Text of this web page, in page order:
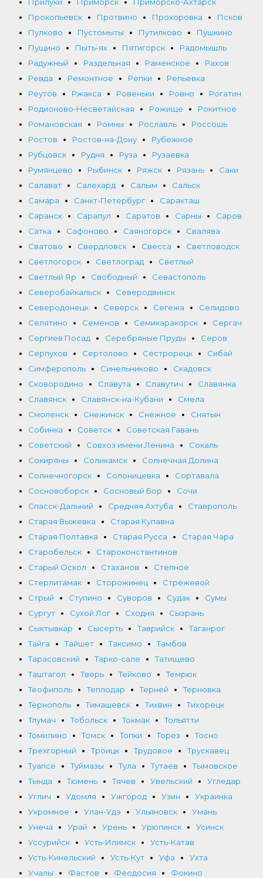
Прокопьевск
Протвино Прохоровка
Псков
Пулково
Пустомыты Путилково
Пушкино
Пущино
Пыть-ях Пятигорск
Радомышль
Радужный
Раздельная Раменское
Рахов
Ревда
Ремонтное Репки
Репьевка
Реутов
Ржакса Ровеньки Ровно
Рогатин
Родионово-Несветайская
Рожище
Рокитное
Романовская
Ромны Рославль
Россошь
Ростов
Ростов-на-Дону
Рубежное
Рубцовск
Рудня Руза
Рузаевка
Румянцево
Рыбинск Ряжск Рязань
Саки
Салават
Салехард Салым
Сальск
Самара
Санкт-Петербург
Саракташ
Саранск
Сарапул Саратов Сарны
Саров
Сатка
Сафоново Саяногорск
Свалява
Сватово
Свердловск Свесса
Светловодск
Светлогорск
Светлоград
Светлый
Светлый Яр
Свободный
Севастополь
Северобайкальск
Северодвинск
Северодонецк
Северск Сегежа
Селидово
Селятино
Семенов Семикаракорск
Сергач
Сергиев Посад
Серебряные Пруды
Серов
Серпухов
Сертолово Сестрорецк
Сибай
Симферополь
Синельниково
Скадовск
Сковородино
Славута Славутич
Славянка
Славянск
Славянск-на-Кубани
Смела
Смоленск
Снежинск Снежное
Снятын
Собинка
Советск
Советская Гавань
Советский
Совхоз имени Ленина
Сокаль
Сокиряны
Соликамск
Солнечная Долина
Солнечногорск
Солоницевка
Сортавала
Сосновоборск
Сосновый Бор
Сочи
Спасск-Дальний
Средняя Ахтуба
Ставрополь
Старая Выжевка
Старая Купавна
Старая Полтавка
Старая Русса
Старая Чара
Старобельск
Староконстантинов
Старый Оскол
Стаханов
Степное
Стерлитамак
Сторожинец
Стрежевой
Стрый
Ступино Суворов Судак
Сумы
Сургут
Сухой Лог Сходня
Сызрань
Сыктывкар
Сысерть Таврийск
Таганрог
Тайга
Тайшет Таксимо
Тамбов
Тарасовский
Тарко-сале
Татищево
Таштагол
Тверь Тейково
Темрюк
Теофиполь
Теплодар Терней
Терновка
Тернополь
Тимашевск Тихвин
Тихорецк
Тлумач
Тобольск Токмак
Тольятти
Томилино
Томск Топки Торез
Тосно
Трехгорный
Троицк Трудовое
Трускавец
Туапсе
Туймазы Тула Тутаев
Тымовское
Тында
Тюмень Тячев Увельский
Угледар
Углич
Удомля Ужгород Узин
Украинка
Укромное
Улан-Удэ Ульяновск
Умань
Унеча
Урай Урень Урюпинск
Усинск
Уссурийск
Усть-Илимск
Усть-Катав
Усть-Кинельский
Усть-Кут Уфа
Ухта
Учалы
Фастов Феодосия
Фокино